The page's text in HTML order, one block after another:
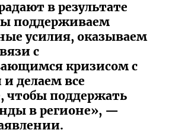
в результате
поддерживаем
усилия, оказываем
с
кризисом с
делаем все
чтобы поддержать
в регионе», —